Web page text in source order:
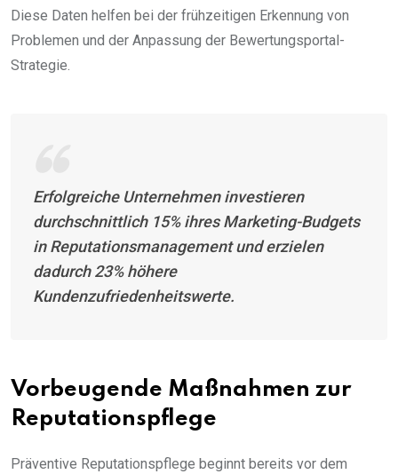
Diese Daten helfen bei der frühzeitigen Erkennung von
Problemen und der Anpassung der Bewertungsportal-
Strategie.
Erfolgreiche Unternehmen investieren
durchschnittlich 15% ihres Marketing-Budgets
in Reputationsmanagement und erzielen
dadurch 23% höhere
Kundenzufriedenheitswerte.
Vorbeugende Maßnahmen zur
Reputationspflege
Präventive Reputationspflege beginnt bereits vor dem